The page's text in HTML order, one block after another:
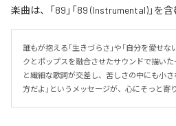
楽曲は、「89」「89 (Instrumental)」を
誰もが抱える「生きづらさ」や「自分を愛せ
クとポップスを融合させたサウンドで描い
と繊細な歌詞が交差し、苦しさの中にも小
方だよ」というメッセージが、心にそっと寄